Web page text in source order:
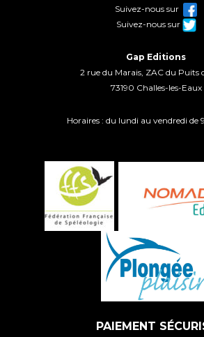
Suivez-nous sur
Suivez-nous sur
Gap Editions
2 rue du Marais, ZAC du Puits
73190 Challes-les-Eaux
Horaires : du lundi au vendredi de
PAIEMENT